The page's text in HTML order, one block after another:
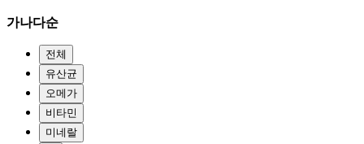
가나다순
전체
유산균
오메가
비타민
미네랄